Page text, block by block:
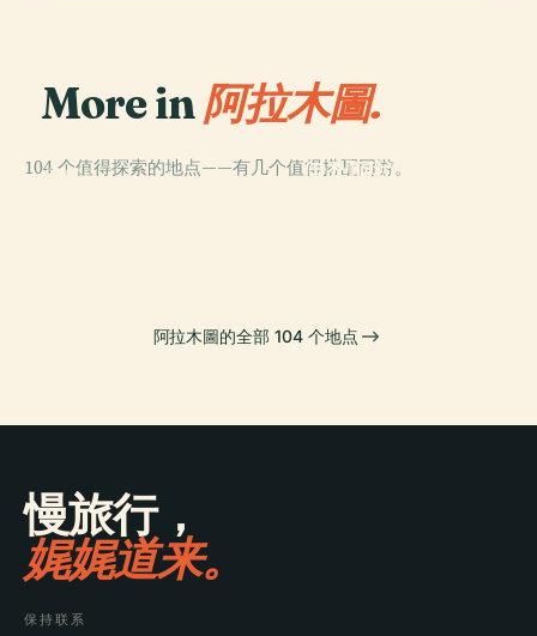
More in阿拉木圖.
104 个值得探索的地点——有几个值得搭配同游。
PLACE
伊犁阿拉套国家
PLACE
阿拉木圖的全部 104 个地点
慢旅行，
娓娓道来。
保持联系